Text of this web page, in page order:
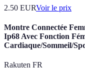
2.50 EURVoir le prix
Montre Connectée
Ip68 Avec Fonction
Cardiaque/Sommeil/
Rakuten FR